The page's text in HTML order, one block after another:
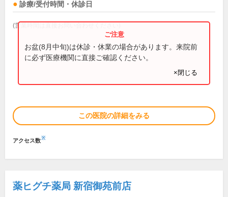
診療/受付時間・休診日
(営業時間は直接お問い合わせください)
お盆(8月中旬)は休診・休業の場合があります。来院前
に必ず医療機関に直接ご確認ください。
×閉じる
この医院の詳細をみる
アクセス数※
薬ヒグチ薬局 新宿御苑前店